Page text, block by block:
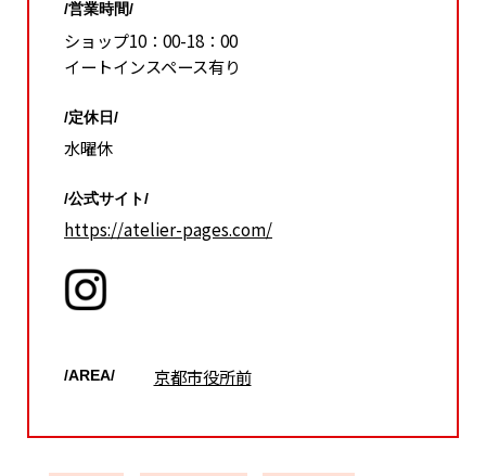
/営業時間/
ショップ10：00-18：00
イートインスペース有り
/定休日/
水曜休
/公式サイト/
https://atelier-pages.com/
/AREA/ 京都市役所前